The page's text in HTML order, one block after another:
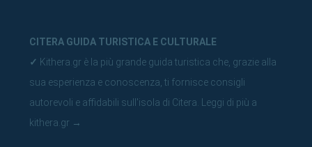
CITERA GUIDA TURISTICA E CULTURALE
✓ Kithera.gr è la più grande guida turistica che, grazie alla
sua esperienza e conoscenza, ti fornisce consigli
autorevoli e affidabili sull'isola di Citera.
Leggi di più a
kithera.gr →